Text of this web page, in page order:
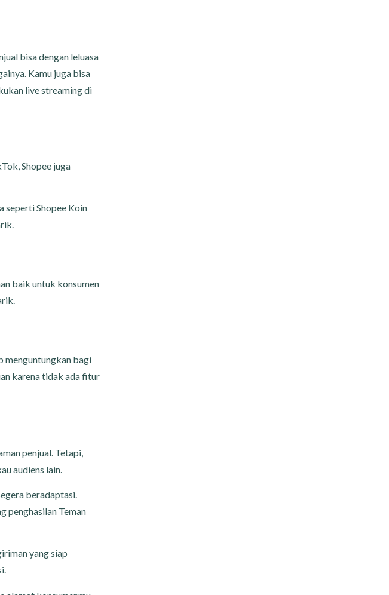
bisa dengan leluasa
Kamu juga bisa
live streaming di
Shopee juga
seperti Shopee Koin
baik untuk konsumen
menguntungkan bagi
karena tidak ada fitur
penjual. Tetapi,
audiens lain.
beradaptasi.
penghasilan Teman
yang siap